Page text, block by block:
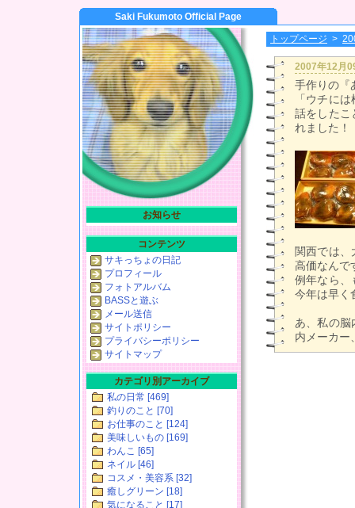
Saki Fukumoto Official Page
トップページ >
2007年12月
手作りの『
「ウチに
話をしたこ
れました！
関西では、
高価なんで
例年なら、
今年は早く
あ、私の
内メーカー
お知らせ
コンテンツ
サキっちょの日記
プロフィール
フォトアルバム
BASSと遊ぶ
メール送信
サイトポリシー
プライバシーポリシー
サイトマップ
カテゴリ別アーカイブ
私の日常 [469]
釣りのこと [70]
お仕事のこと [124]
美味しいもの [169]
わんこ [65]
ネイル [46]
コスメ・美容系 [32]
癒しグリーン [18]
気になること [17]